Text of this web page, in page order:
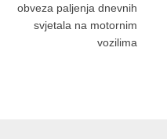
obveza paljenja dnevnih
svjetala na motornim
vozilima